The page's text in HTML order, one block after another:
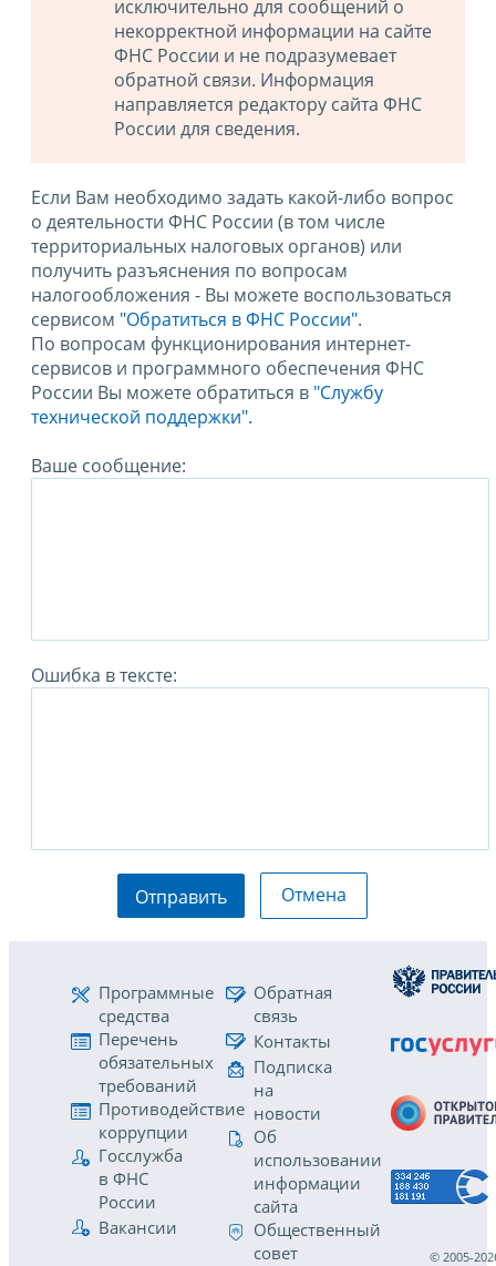
исключительно для сообщений о
некорректной информации на сайте
ФНС России и не подразумевает
обратной связи. Информация
направляется редактору сайта ФНС
России для сведения.
Если Вам необходимо задать какой-либо вопрос
о деятельности ФНС России (в том числе
территориальных налоговых органов) или
получить разъяснения по вопросам
налогообложения - Вы можете воспользоваться
сервисом "Обратиться в ФНС России".
По вопросам функционирования интернет-
сервисов и программного обеспечения ФНС
России Вы можете обратиться в "Службу
технической поддержки".
Ваше сообщение:
Ошибка в тексте:
Отправить Отмена
Программные
средства
Перечень
обязательных
требований
Противодействие
коррупции
Госслужба
в ФНС
России
Вакансии
Обратная
связь
Контакты
Подписка
на
новости
Об
использовании
информации
сайта
Общественный
совет
© 2005-